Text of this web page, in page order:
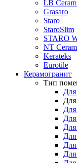
LB
Grasaro
Staro
StaroSlim
STARO
NT
Kerateks
Eurotile
Керамогранит
Тип
Для
Для
Для
Для
Для